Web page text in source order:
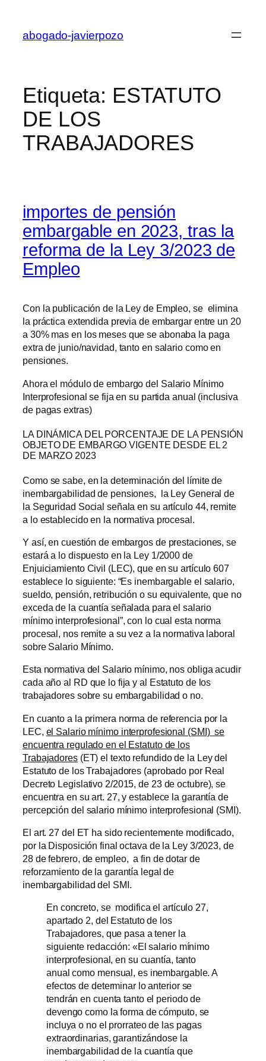
contenido
abogado-javierpozo
Etiqueta: ESTATUTO
DE LOS
TRABAJADORES
importes de pensión
embargable en 2023, tras la
reforma de la Ley 3/2023 de
Empleo
Con la publicación de la Ley de Empleo, se elimina
la práctica extendida previa de embargar entre un 20
a 30% mas en los meses que se abonaba la paga
extra de junio/navidad, tanto en salario como en
pensiones.
Ahora el módulo de embargo del Salario Mínimo
Interprofesional se fija en su partida anual (inclusiva
de pagas extras)
LA DINÁMICA DEL PORCENTAJE DE LA PENSIÓN
OBJETO DE EMBARGO VIGENTE DESDE EL 2
DE MARZO 2023
Como se sabe, en la determinación del límite de
inembargabilidad de pensiones, la Ley General de
la Seguridad Social señala en su artículo 44, remite
a lo establecido en la normativa procesal.
Y así, en cuestión de embargos de prestaciones, se
estará a lo dispuesto en la Ley 1/2000 de
Enjuiciamiento Civil (LEC), que en su artículo 607
establece lo siguiente: “Es inembargable el salario,
sueldo, pensión, retribución o su equivalente, que no
exceda de la cuantía señalada para el salario
mínimo interprofesional”, con lo cual esta norma
procesal, nos remite a su vez a la normativa laboral
sobre Salario Mínimo.
Esta normativa del Salario mínimo, nos obliga acudir
cada año al RD que lo fija y al Estatuto de los
trabajadores sobre su embargabilidad o no.
En cuanto a la primera norma de referencia por la
LEC, el Salario mínimo interprofesional (SMI) se
encuentra regulado en el Estatuto de los
Trabajadores(ET) el texto refundido de la Ley del
Estatuto de los Trabajadores (aprobado por Real
Decreto Legislativo 2/2015, de 23 de octubre), se
encuentra en su art. 27, y establece la garantía de
percepción del salario mínimo interprofesional (SMI).
El art. 27 del ET ha sido recientemente modificado,
por la Disposición final octava de la Ley 3/2023, de
28 de febrero, de empleo, a fin de dotar de
reforzamiento de la garantía legal de
inembargabilidad del SMI.
En concreto, se modifica el artículo 27,
apartado 2, del Estatuto de los
Trabajadores, que pasa a tener la
siguiente redacción: «El salario mínimo
interprofesional, en su cuantía, tanto
anual como mensual, es inembargable. A
efectos de determinar lo anterior se
tendrán en cuenta tanto el periodo de
devengo como la forma de cómputo, se
incluya o no el prorrateo de las pagas
extraordinarias, garantizándose la
inembargabilidad de la cuantía que